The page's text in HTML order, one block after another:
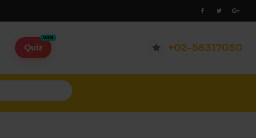
Quiz +02-58317050